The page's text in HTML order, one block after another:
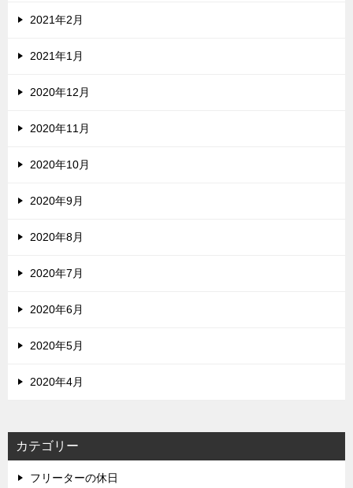
2021年2月
2021年1月
2020年12月
2020年11月
2020年10月
2020年9月
2020年8月
2020年7月
2020年6月
2020年5月
2020年4月
カテゴリー
フリーターの休日